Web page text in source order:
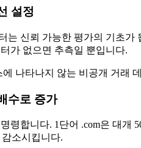
설정
는 신뢰 가능한 평가의 기초가
가 없으면 추측일 뿐입니다.
나타나지 않는 비공개 거래
수로 증가
령합니다. 1단어 .com은 대개
소시킵니다.